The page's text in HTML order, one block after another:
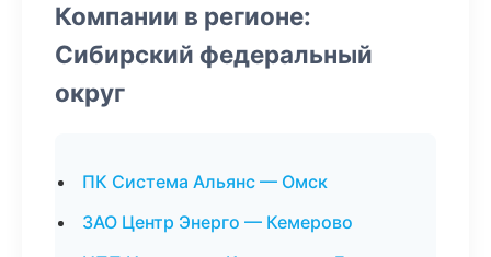
Компании в регионе:
Сибирский федеральный
округ
ПК Система Альянс — Омск
ЗАО Центр Энерго — Кемерово